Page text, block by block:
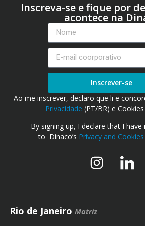
Inscreva-se e fique por
acontece na
Inscrever-se
Ao me inscrever, declaro que li e
Privacidade (PT/BR) e
By signing up, I declare that I have
to Dinaco’s Privacy and
Rio de Janeiro Matriz